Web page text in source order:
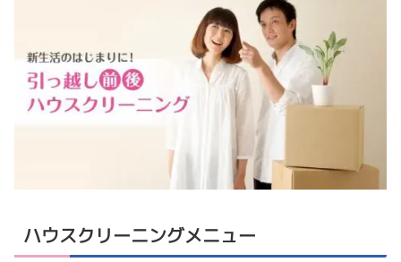
ハウスクリーニングメニュー